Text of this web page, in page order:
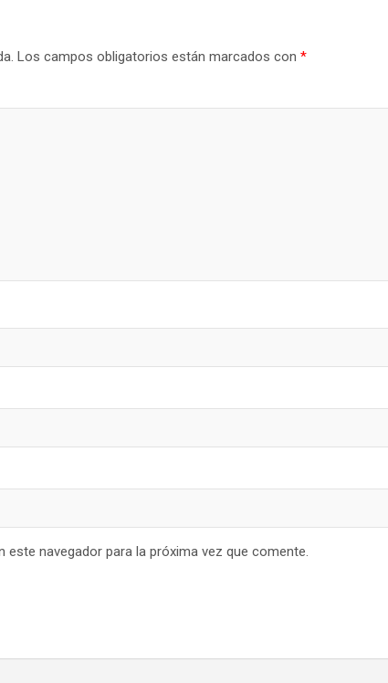
Los campos obligatorios están marcados con *
navegador para la próxima vez que comente.